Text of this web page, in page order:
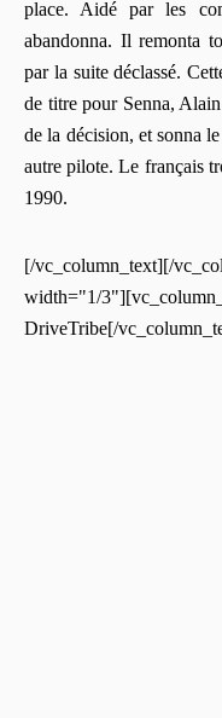
place. Aidé par les
abandonna. Il remonta
par la suite déclassé.
de titre pour Senna,
de la décision, et sonna
autre pilote. Le français
1990.
[/vc_column_text][/
width="1/
DriveTribe[/